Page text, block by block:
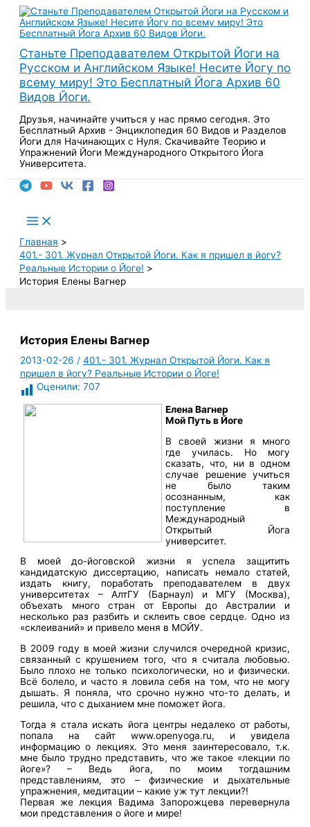
Перейти
содержимому
Станьте Преподавателем Открытой Йоги на
Русском и Английском Языке! Несите Йогу по
всему миру! Это Бесплатный Йога Архив 60
Видов Йоги.
Друзья, начинайте учиться у нас прямо сегодня. Это
Бесплатный Архив - Энциклопедия 60 Видов и Разделов
Йоги для Начинающих с Нуля. Скачивайте Теорию и
Упражнений Йоги Международного Открытого Йога
Университета.
Main
Menu
Главная
401.- 301. Журнал Открытой Йоги. Как я пришел в йогу?
Реальные Истории о Йоге!
История Елены Вагнер
История Елены Вагнер
2013-02-26/401.- 301. Журнал Открытой Йоги. Как я
пришел в йогу? Реальные Истории о Йоге!
Оценили: 707
Елена Вагнер
Мой Путь в Йоге
В своей жизни я много
где училась. Но могу
сказать, что, ни в одном
случае решение учиться
не было таким
осознанным, как
поступление в
Международный
Открытый Йога
университет.
В моей до-йоговской жизни я успела защитить
кандидатскую диссертацию, написать немало статей,
издать книгу, поработать преподавателем в двух
университетах – АлтГУ (Барнаул) и МГУ (Москва),
объехать много стран от Европы до Австралии и
несколько раз разбить и склеить свое сердце. Одно из
«склеиваний» и привело меня в МОЙУ.
В 2009 году в моей жизни случился очередной кризис,
связанный с крушением того, что я считала любовью.
Было плохо не только психологически, но и физически.
Всё болело, и часто я ловила себя на том, что не могу
дышать. Я поняла, что срочно нужно что-то делать, и
решила, что с дыханием мне поможет йога.
Тогда я стала искать йога центры недалеко от работы,
попала на сайт www.openyoga.ru, и увидела
информацию о лекциях. Это меня заинтересовало, т.к.
мне было трудно представить, что же такое «лекции по
йоге»? – Ведь йога, по моим тогдашним
представлениям, это – физические и дыхательные
упражнения, медитации – какие уж тут лекции?!
Первая же лекция Вадима Запорожцева перевернула
мои представления о йоге и мире!